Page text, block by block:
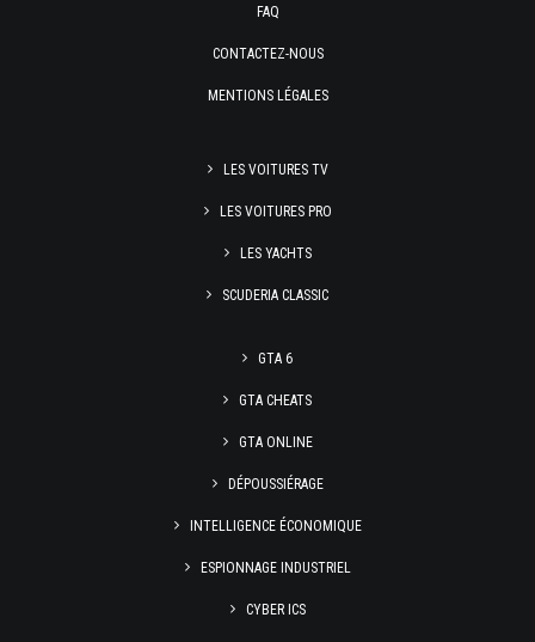
FAQ
CONTACTEZ-NOUS
MENTIONS LÉGALES
LES VOITURES TV
LES VOITURES PRO
LES YACHTS
SCUDERIA CLASSIC
GTA 6
GTA CHEATS
GTA ONLINE
DÉPOUSSIÉRAGE
INTELLIGENCE ÉCONOMIQUE
ESPIONNAGE INDUSTRIEL
CYBER ICS